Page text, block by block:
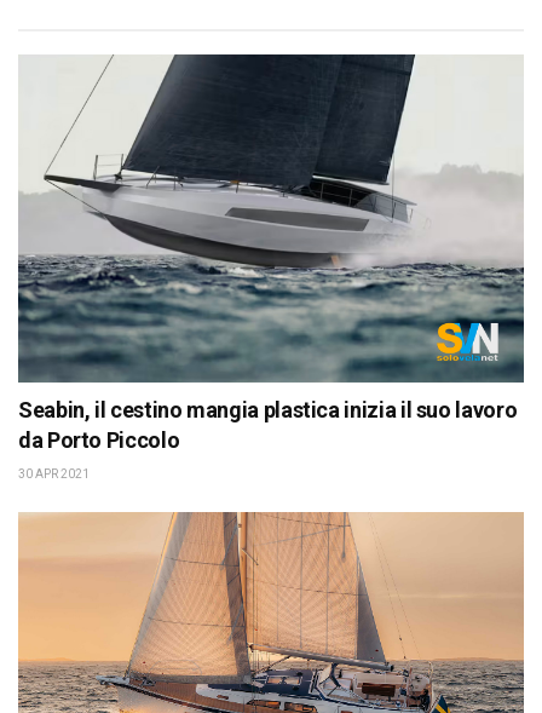
Seabin, il cestino mangia plastica inizia il suo lavoro
da Porto Piccolo
30 APR 2021